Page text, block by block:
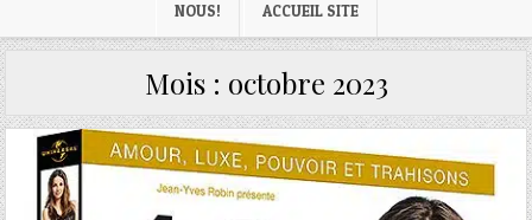
NOUS! ACCUEIL SITE
Mois : octobre 2023